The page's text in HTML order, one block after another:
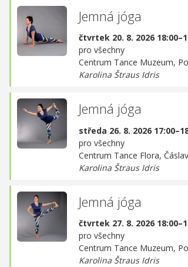
Jemná jóga
čtvrtek 20. 8. 2026
pro všechny
Centrum Tance Muzeum,
Karolina Štraus Idris
Jemná jóga
středa 26. 8. 2026
pro všechny
Centrum Tance Flora,
Karolina Štraus Idris
Jemná jóga
čtvrtek 27. 8. 2026
pro všechny
Centrum Tance Muzeum,
Karolina Štraus Idris